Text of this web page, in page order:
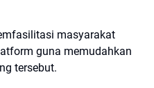
masyarakat
guna memudahkan
tersebut.